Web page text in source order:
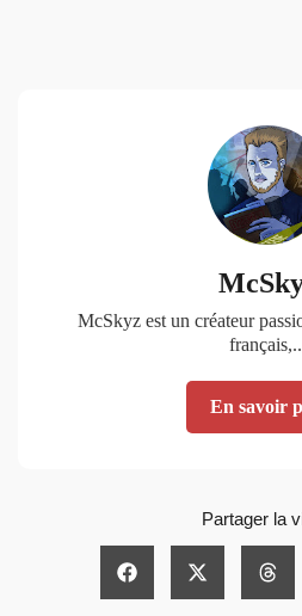
McSkyz est un créateur
En savoir
Partager la